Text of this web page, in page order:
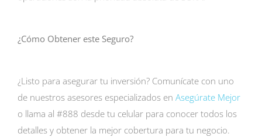
¿Cómo Obtener este Seguro?
¿Listo para asegurar tu inversión? Comunícate con uno
de nuestros asesores especializados en Asegúrate Mejor
o llama al #888 desde tu celular para conocer todos los
detalles y obtener la mejor cobertura para tu negocio.